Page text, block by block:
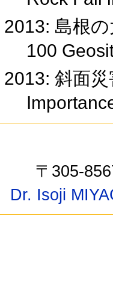
2013: 島根
100
2013: 斜面
〒305-
Dr. Isoji